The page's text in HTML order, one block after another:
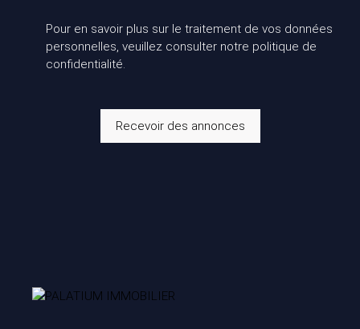
Pour en savoir plus sur le traitement de vos données
personnelles, veuillez consulter notre politique de
confidentialité.
Recevoir des annonces